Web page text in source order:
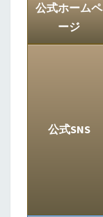
公式ホームペ
ージ
公式SNS